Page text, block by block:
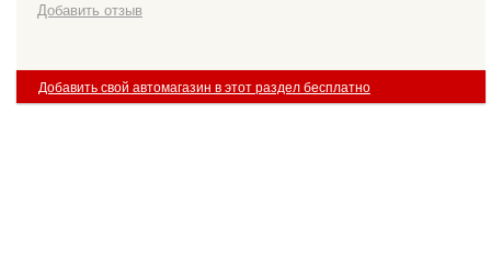
Добавить отзыв
Добавить свой автомагазин в этот раздел бесплатно